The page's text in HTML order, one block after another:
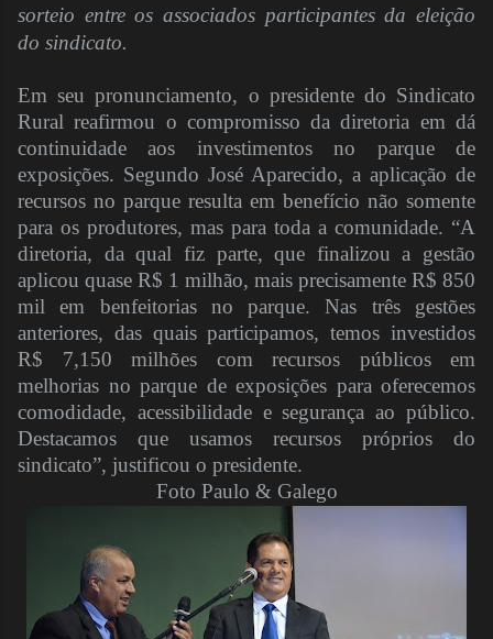
sorteio entre os associados participantes da eleição
do sindicato.
Em seu pronunciamento, o presidente do Sindicato
Rural reafirmou o compromisso da diretoria em dá
continuidade aos investimentos no parque de
exposições. Segundo José Aparecido, a aplicação de
recursos no parque resulta em benefício não somente
para os produtores, mas para toda a comunidade. “A
diretoria, da qual fiz parte, que finalizou a gestão
aplicou quase R$ 1 milhão, mais precisamente R$ 850
mil em benfeitorias no parque. Nas três gestões
anteriores, das quais participamos, temos investidos
R$ 7,150 milhões com recursos públicos em
melhorias no parque de exposições para oferecemos
comodidade, acessibilidade e segurança ao público.
Destacamos que usamos recursos próprios do
sindicato”, justificou o presidente.
Foto Paulo & Galego